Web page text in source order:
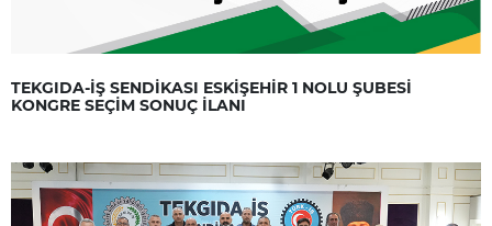
TEKGIDA-İŞ SENDİKASI ESKİŞEHİR 1 NOLU ŞUBESİ
KONGRE SEÇİM SONUÇ İLANI